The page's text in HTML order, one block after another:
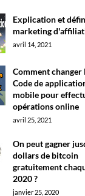
Explication et
marketing
avril 14, 2021
Comment changer
Code de
mobile pour
opérations online
avril 25, 2021
On peut gagner
dollars de bitcoin
gratuitement
2020 ?
janvier 25, 2020